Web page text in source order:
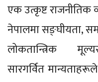
एक उत्कृष्ट
नेपालमा सङ्घीयता,
लोकतान्त्रिक
सारगर्वित